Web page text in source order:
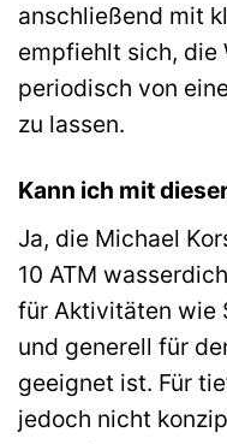
anschließend mit
empfiehlt sich, die
periodisch von
zu lassen.
Kann ich mit
Ja, die Michael
10 ATM
für Aktivitäten wie
und generell für
geeignet ist. Für
jedoch nicht